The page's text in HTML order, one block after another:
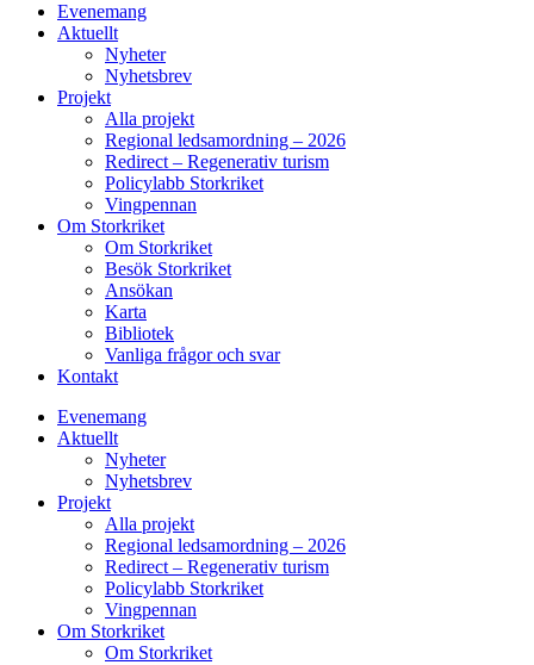
Evenemang
Aktuellt
Nyheter
Nyhetsbrev
Projekt
Alla projekt
Regional ledsamordning – 2026
Redirect – Regenerativ turism
Policylabb Storkriket
Vingpennan
Om Storkriket
Om Storkriket
Besök Storkriket
Ansökan
Karta
Bibliotek
Vanliga frågor och svar
Kontakt
Evenemang
Aktuellt
Nyheter
Nyhetsbrev
Projekt
Alla projekt
Regional ledsamordning – 2026
Redirect – Regenerativ turism
Policylabb Storkriket
Vingpennan
Om Storkriket
Om Storkriket